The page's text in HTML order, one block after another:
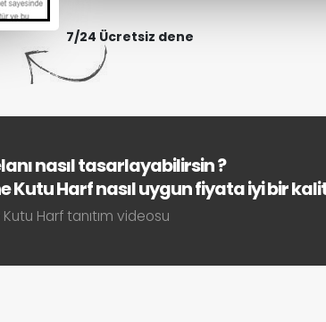
7/24 Ücretsiz dene
nasıl tasarlayabilirsin ?
Kutu Harf nasıl uygun fiyata iyi bir
Harf tanıtım videosu